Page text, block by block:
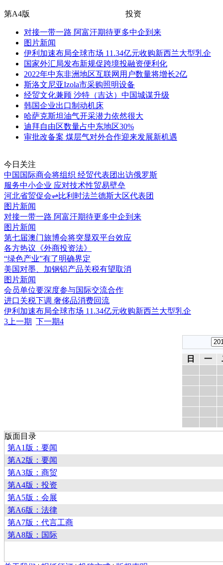
第A4版 投资
对接一带一路 阿富汗期待更多中企到来
图片新闻
伊利加速布局全球市场 11.34亿元收购新西兰大型乳企
国家外汇局发布新规促跨境投融资便利化
2022年中东非洲地区互联网用户数量将增长2亿
斯洛文尼亚Izola市采购照明设备
经贸文化兼顾 沙特（吉达）中国城谋升级
韩国企业出口制动机床
哈萨克斯坦油气开采潜力依然很大
迪拜自由区数量占中东地区30%
审批改备案 煤层气对外合作迎来发展新机遇
今日关注
中国国际商会将组织 经贸代表团出访俄罗斯
服务中小企业 应对技术性贸易壁垒
河北省贸促会⇌比利时法兰德斯大区代表团
图片新闻
对接一带一路 阿富汗期待更多中企到来
图片新闻
第七届澳门旅博会将突显双平台效应
各方热议《外商投资法》
“绿色产业”有了明确界定
美国对墨、加钢铝产品关税有望取消
图片新闻
会员单位要深度参与国际交流合作
进口关税下调 奢侈品消费回流
伊利加速布局全球市场 11.34亿元收购新西兰大型乳企
3 上一期 下一期4
日 一
版面目录
第A1版：要闻
第A2版：要闻
第A3版：商贸
第A4版：投资
第A5版：会展
第A6版：法律
第A7版：代言工商
第A8版：国际